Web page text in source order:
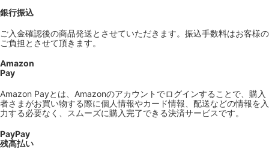
銀行振込
ご入金確認後の商品発送とさせていただきます。振込手数料はお客様の
ご負担とさせて頂きます。
Amazon
Pay
Amazon Payとは、Amazonのアカウントでログインすることで、購入
者さまがお買い物する際に個人情報やカード情報、配送などの情報を入
力する必要なく、スムーズに購入完了できる決済サービスです。
PayPay
残高払い